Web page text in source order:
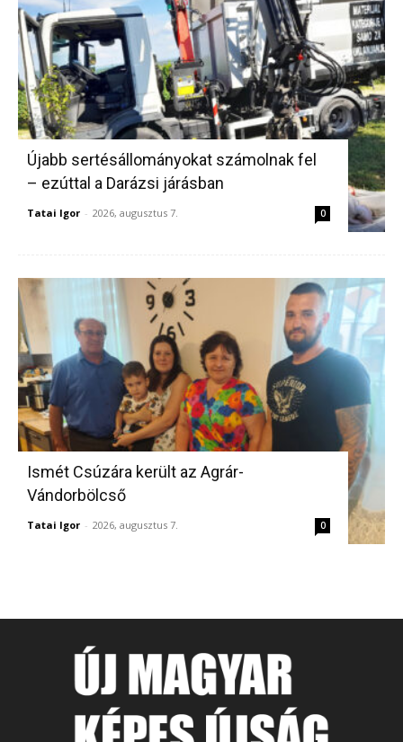
Újabb sertésállományokat számolnak fel
– ezúttal a Darázsi járásban
Tatai Igor - 2026, augusztus 7. 0
Ismét Csúzára került az Agrár-
Vándorbölcső
Tatai Igor - 2026, augusztus 7. 0